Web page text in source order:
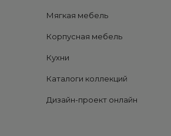
Мягкая мебель
Корпусная мебель
Кухни
Каталоги коллекций
Дизайн-проект онлайн